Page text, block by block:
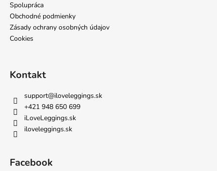
Spolupráca
Obchodné podmienky
Zásady ochrany osobných údajov
Cookies
Kontakt
support@iloveleggings.sk
+421 948 650 699
iLoveLeggings.sk
iloveleggings.sk
Facebook